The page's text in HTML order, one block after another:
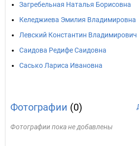
Загребельная Наталья Борисовна
Келеджиева Эмилия Владимировна
Левский Константин Владимирович
Саидова Редифе Саидовна
Сасько Лариса Ивановна
Фотографии (0)
Фотографии пока не добавлены